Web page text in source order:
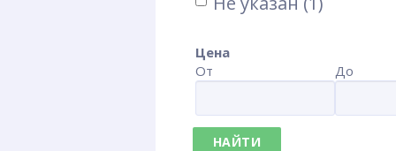
Цена
От
До
НАЙТИ